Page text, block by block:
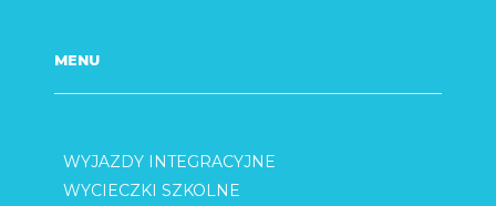
MENU
WYJAZDY INTEGRACYJNE
WYCIECZKI SZKOLNE